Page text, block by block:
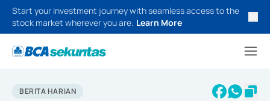
Start your investment journey with seamless access to the
stock market wherever you are. Learn More
BERITA HARIAN